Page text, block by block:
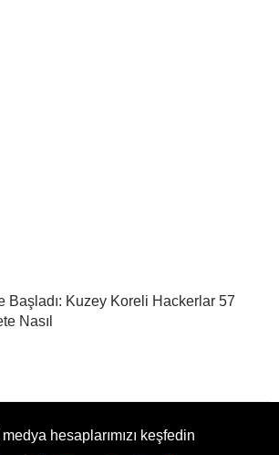
Başladı: Kuzey Koreli Hackerlar 57
Nasıl
hesaplarımızı keşfedin